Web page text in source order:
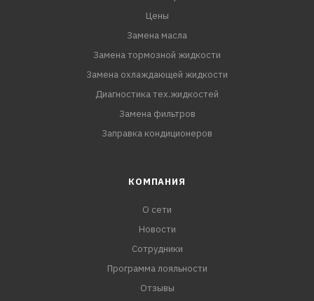
Цены
Замена масла
Замена тормозной жидкости
Замена охлаждающей жидкости
Диагностика тех.жидкостей
Замена фильтров
Заправка кондиционеров
КОМПАНИЯ
О сети
Новости
Сотрудники
Программа лояльности
Отзывы